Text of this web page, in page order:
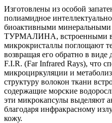
Изготовлены из особой
полиамидное
биоактивными
ТУРМАЛИНА, встроенными в
микрокристаллы поглощают
возвращая его обратно в
F.I.R. (Far Infrared Rays), что
микроциркуляции и
структуру волокон ткани
содержащие морские
эти микрокапсулы выделяют
благодаря инфракрасному
кожу.